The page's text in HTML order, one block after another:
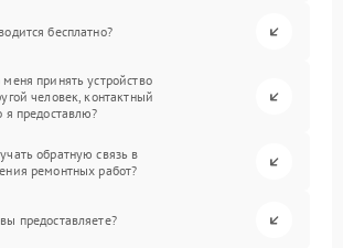
бесплатно?
принять устройство
человек, контактный
я предоставлю?
обратную связь в
ремонтных работ?
предоставляете?